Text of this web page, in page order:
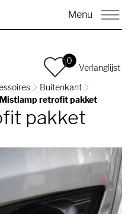
Menu
0
Verlanglijst
Buitenkant
Mistlamp retrofit pakket
pakket